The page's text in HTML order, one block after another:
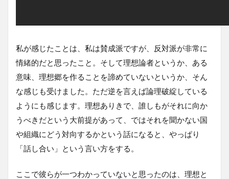
私が感じたことは、私は賛成派ですが、反対派が非常に
情緒的だと思ったこと。そして理想論者というか、ある
意味、理想郷を作ることを諦めていないというか、そん
な感じも受けました。ただ逆を言えば論理破綻している
ようにも感じます。理想ありきで、誰しもがそれに向か
うべきだという大前提があって、ではそれを聞かない国
や組織にどう対向するかという話になると、やっぱり
「話し合い」という言い方をする。
ここで彼らが一つわかっていないと思ったのは、理想と